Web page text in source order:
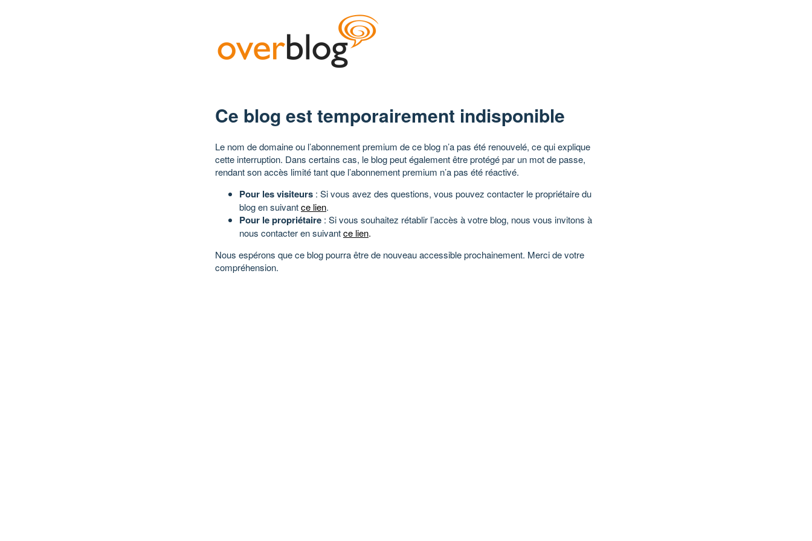
Ce blog est temporairement indisponible
Le nom de domaine ou l’abonnement premium de ce blog n’a pas été renouvelé, ce qui explique
cette interruption. Dans certains cas, le blog peut également être protégé par un mot de passe,
rendant son accès limité tant que l’abonnement premium n’a pas été réactivé.
Pour les visiteurs : Si vous avez des questions, vous pouvez contacter le propriétaire du
blog en suivantce lien.
Pour le propriétaire : Si vous souhaitez rétablir l’accès à votre blog, nous vous invitons à
nous contacter en suivantce lien.
Nous espérons que ce blog pourra être de nouveau accessible prochainement. Merci de votre
compréhension.